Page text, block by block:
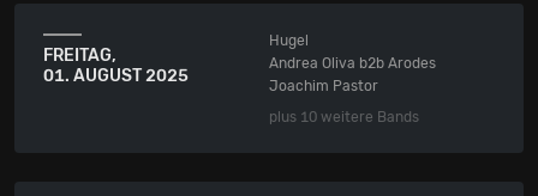
FREITAG,
01. AUGUST 2025
Hugel
Andrea Oliva b2b Arodes
Joachim Pastor
plus 10 weitere Bands